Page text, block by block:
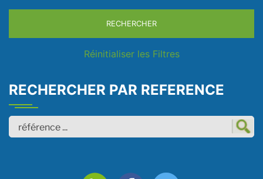
RECHERCHER
Réinitialiser les Filtres
RECHERCHER PAR REFERENCE